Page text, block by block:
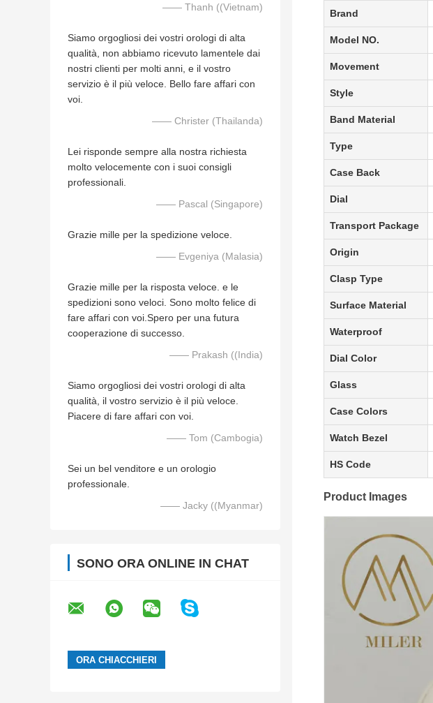
—— Thanh ((Vietnam)
Siamo orgogliosi dei vostri orologi di alta
qualità, non abbiamo ricevuto lamentele dai
nostri clienti per molti anni, e il vostro
servizio è il più veloce. Bello fare affari con
voi.
—— Christer (Thailanda)
Lei risponde sempre alla nostra richiesta
molto velocemente con i suoi consigli
professionali.
—— Pascal (Singapore)
Grazie mille per la spedizione veloce.
—— Evgeniya (Malasia)
Grazie mille per la risposta veloce. e le
spedizioni sono veloci. Sono molto felice di
fare affari con voi.Spero per una futura
cooperazione di successo.
—— Prakash ((India)
Siamo orgogliosi dei vostri orologi di alta
qualità, il vostro servizio è il più veloce.
Piacere di fare affari con voi.
—— Tom (Cambogia)
Sei un bel venditore e un orologio
professionale.
—— Jacky ((Myanmar)
SONO ORA ONLINE IN CHAT
Brand
Model NO.
Movement
Style
Band Material
Type
Case Back
Dial
Transport Package
Origin
Clasp Type
Surface Material
Waterproof
Dial Color
Glass
Case Colors
Watch Bezel
HS Code
Product Images